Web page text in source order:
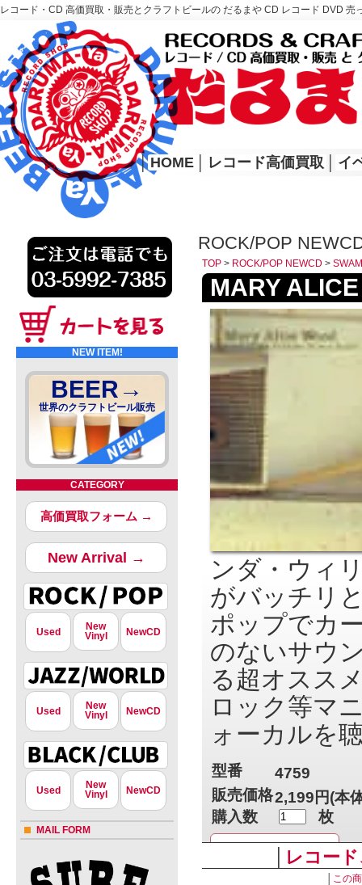
レコード・CD 高価買取・販売とクラフトビールの だるまや CD レコード DVD
レコード高価買取はこちら
HOME
│ HOME レコード高価買取 イ
NEW ITEM!
BEER→
世界のクラフトビール販売
CATEGORY
高価買取フォーム →
New Arrival →
Used
New
Vinyl
NewCD
Used
New
Vinyl
NewCD
Used
New
Vinyl
NewCD
MAIL FORM
ROCK/POP
TOP > ROCK/POP NEWCD >
MARY
ンダ・ウィ
がバッチリ
ポップでカ
のないサウ
る超オスス
ロック等マ
ォーカルを
型番
4759
販売価格2,199円(本
購入数
枚
レコー
この